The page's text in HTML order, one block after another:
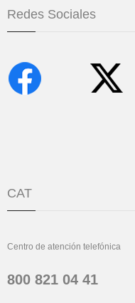
Redes Sociales
CAT
Centro de atención telefónica
800 821 04 41